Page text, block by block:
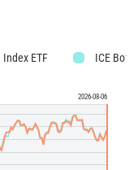
ETF ICE
2026-08-06